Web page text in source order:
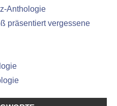
Anthologie
präsentiert vergessene